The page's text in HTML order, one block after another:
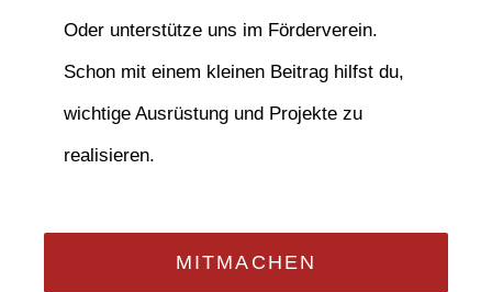
Oder unterstütze uns im Förderverein.
Schon mit einem kleinen Beitrag hilfst du,
wichtige Ausrüstung und Projekte zu
realisieren.
MITMACHEN